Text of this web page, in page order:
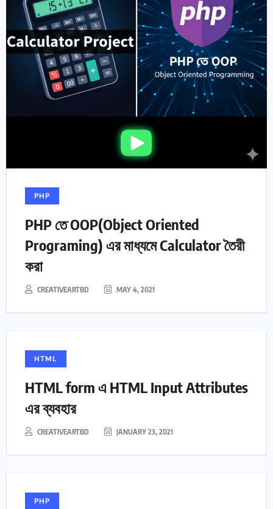
PHP
PHP তে OOP(Object Oriented
Programing) এর মাধ্যমে Calculator তৈরী
করা
CREATIVEARTBD MAY 4, 2021
HTML
HTML form এ HTML Input Attributes
এর ব্যবহার
CREATIVEARTBD JANUARY 23, 2021
PHP